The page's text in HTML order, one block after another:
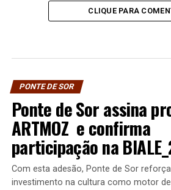
CLIQUE PARA
PONTE DE SOR
Ponte de Sor assina
ARTMOZ e confirma
participação na
Com esta adesão, Ponte de Sor
investimento na cultura como motor